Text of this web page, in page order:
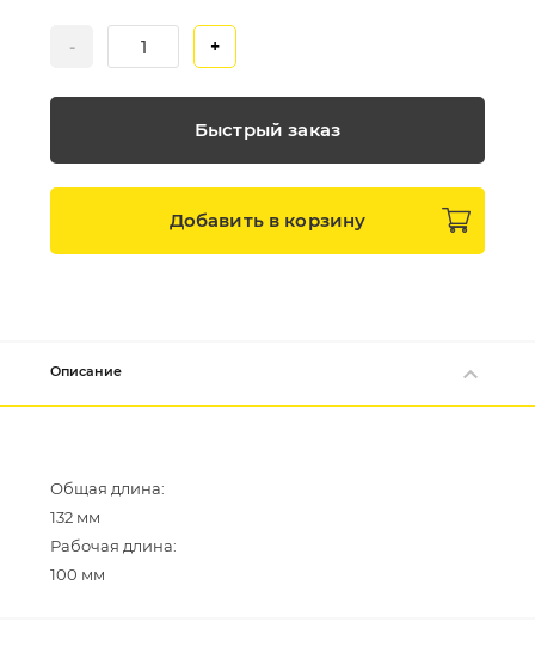
- +
Быстрый заказ
Добавить в корзину
Описание
Общая длина:
132 мм
Рабочая длина: